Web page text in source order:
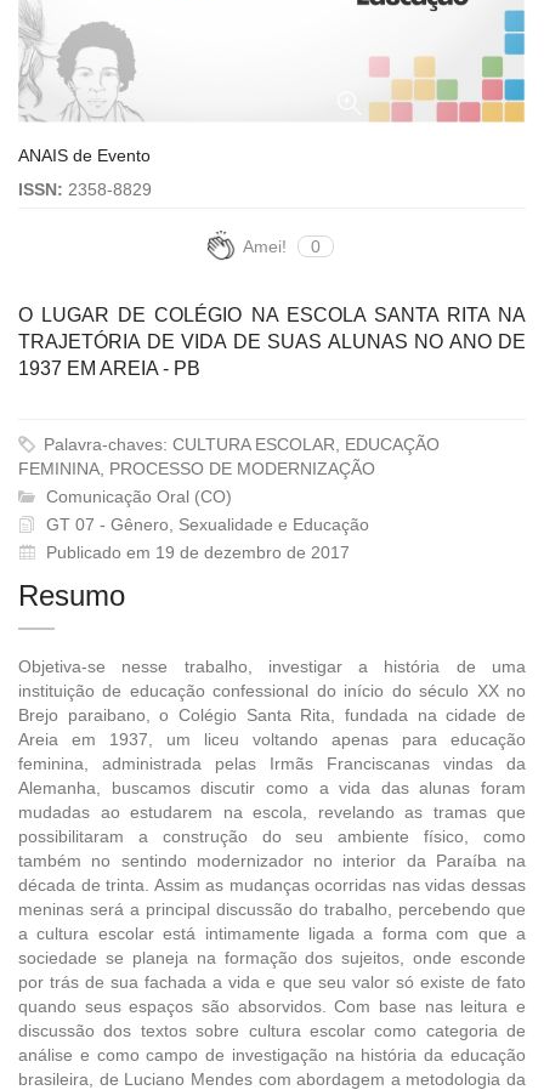
ANAIS de Evento
ISSN: 2358-8829
Amei! 0
O LUGAR DE COLÉGIO NA ESCOLA SANTA RITA NA
TRAJETÓRIA DE VIDA DE SUAS ALUNAS NO ANO DE
1937 EM AREIA - PB
Palavra-chaves: CULTURA ESCOLAR, EDUCAÇÃO
FEMININA, PROCESSO DE MODERNIZAÇÃO
Comunicação Oral (CO)
GT 07 - Gênero, Sexualidade e Educação
Publicado em 19 de dezembro de 2017
Resumo
Objetiva-se nesse trabalho, investigar a história de uma
instituição de educação confessional do início do século XX no
Brejo paraibano, o Colégio Santa Rita, fundada na cidade de
Areia em 1937, um liceu voltando apenas para educação
feminina, administrada pelas Irmãs Franciscanas vindas da
Alemanha, buscamos discutir como a vida das alunas foram
mudadas ao estudarem na escola, revelando as tramas que
possibilitaram a construção do seu ambiente físico, como
também no sentindo modernizador no interior da Paraíba na
década de trinta. Assim as mudanças ocorridas nas vidas dessas
meninas será a principal discussão do trabalho, percebendo que
a cultura escolar está intimamente ligada a forma com que a
sociedade se planeja na formação dos sujeitos, onde esconde
por trás de sua fachada a vida e que seu valor só existe de fato
quando seus espaços são absorvidos. Com base nas leitura e
discussão dos textos sobre cultura escolar como categoria de
análise e como campo de investigação na história da educação
brasileira, de Luciano Mendes com abordagem a metodologia da